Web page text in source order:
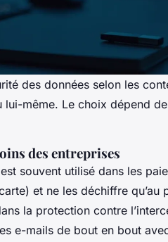
des données selon les
même. Le choix dépend
des entreprises
est souvent utilisé dans les
et ne les déchiffre qu’au
la protection contre
e-mails de bout en bout